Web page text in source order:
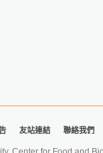
友站連結 聯絡我們